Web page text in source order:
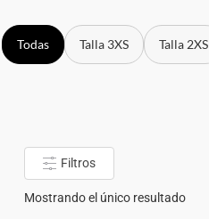
Todas Talla 3XS Talla 2XS
Filtros
Mostrando el único resultado